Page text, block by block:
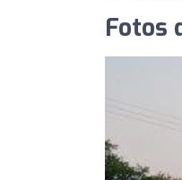
Fotos